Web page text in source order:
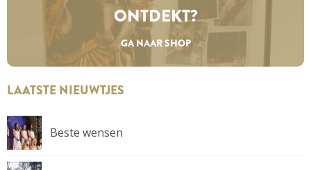
ONTDEKT?
GA NAAR SHOP
LAATSTE NIEUWTJES
Beste wensen